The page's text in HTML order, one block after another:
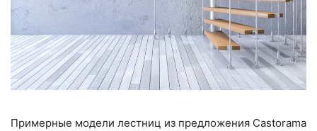
Примерные модели лестниц из предложения Castorama